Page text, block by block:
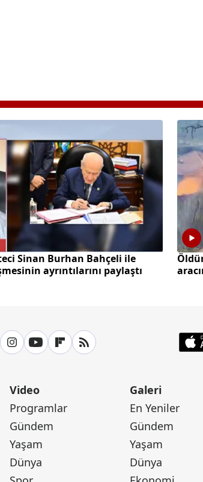
Sinan Burhan Bahçeli ile
ayrıntılarını paylaştı
Video
Programlar
Gündem
Yaşam
Dünya
Galeri
En Yeniler
Gündem
Yaşam
Dünya